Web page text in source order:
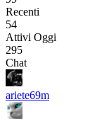
Recenti
54
Attivi Oggi
295
Chat
ariete69m